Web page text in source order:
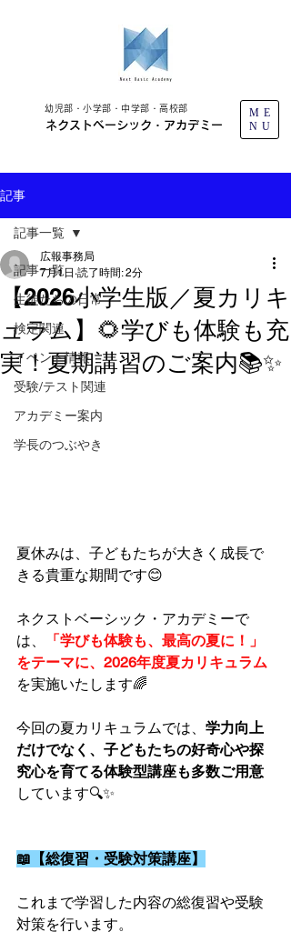
幼児部・小学部・中学部・高校部
ネクストベーシック・アカデミー
ME
NU
記事
記事一覧
生徒たちの日常
検定関連
イベント情報
受験/テスト関連
アカデミー案内
学長のつぶやき
記事一覧
【2026小学生版／夏カリキ
ュラム】🌻学びも体験も充
実！夏期講習のご案内📚✨
広報事務局
7月1日 読了時間: 2分
夏休みは、子どもたちが大きく成長で
きる貴重な期間です😊
ネクストベーシック・アカデミーで
は、
「学びも体験も、最高の夏に！」
をテーマに、2026年度夏カリキュラム
を実施いたします🌈
今回の夏カリキュラムでは、 学力向上
だけでなく、子どもたちの好奇心や探
究心を育てる体験型講座も多数ご用意
しています🔍✨
📖【総復習・受験対策講座】
これまで学習した内容の総復習や受験
対策を行います。